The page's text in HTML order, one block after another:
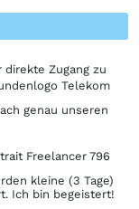
mit den
in
im Bereich
direkte Zugang zu
genau unseren
kleine (3 Tage)
Ich bin begeistert!